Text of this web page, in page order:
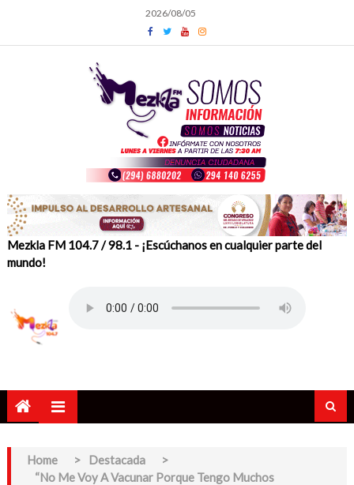
content
2026/08/05
Mezkla FM 104.7 / 98.1 - ¡Escúchanos en cualquier parte del
mundo!
Home > Destacada
>
“No Me Voy A Vacunar Porque Tengo Muchos